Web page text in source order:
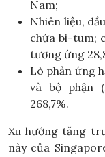
Nam;
Nhiên liệu,
chứa bi-tum;
tương ứng
Lò phản ứng
và bộ phận
268,7%.
Xu hướng tăng
này của